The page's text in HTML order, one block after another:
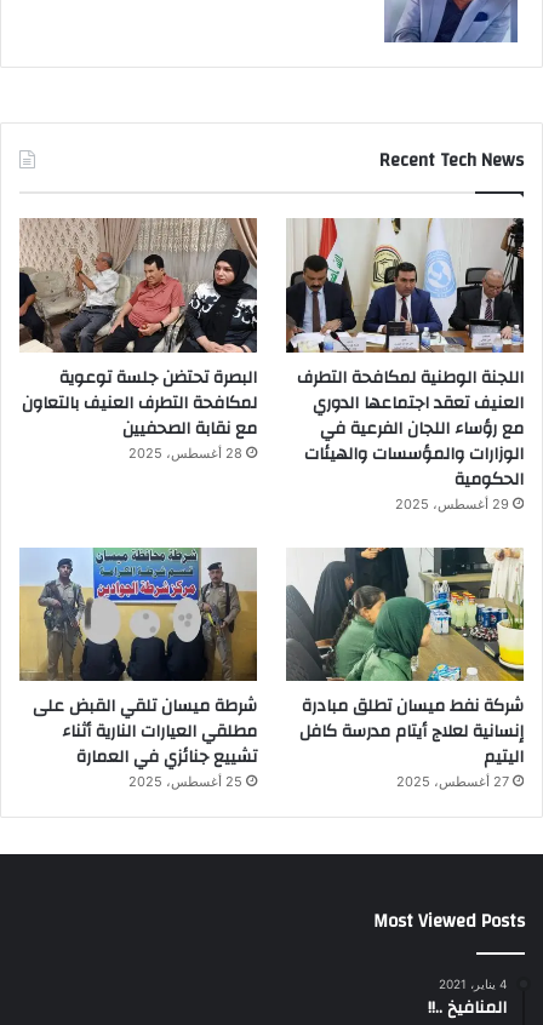
Recent Tech News
اللجنة الوطنية لمكافحة التطرف
العنيف تعقد اجتماعها الدوري
مع رؤساء اللجان الفرعية في
الوزارات والمؤسسات والهيئات
الحكومية
29 أغسطس، 2025
البصرة تحتضن جلسة توعوية
لمكافحة التطرف العنيف بالتعاون
مع نقابة الصحفيين
28 أغسطس، 2025
شركة نفط ميسان تطلق مبادرة
إنسانية لعلاج أيتام مدرسة كافل
اليتيم
27 أغسطس، 2025
شرطة ميسان تلقي القبض على
مطلقي العيارات النارية أثناء
تشييع جنائزي في العمارة
25 أغسطس، 2025
Most Viewed Posts
4 يناير، 2021
المنافيخ ..!!